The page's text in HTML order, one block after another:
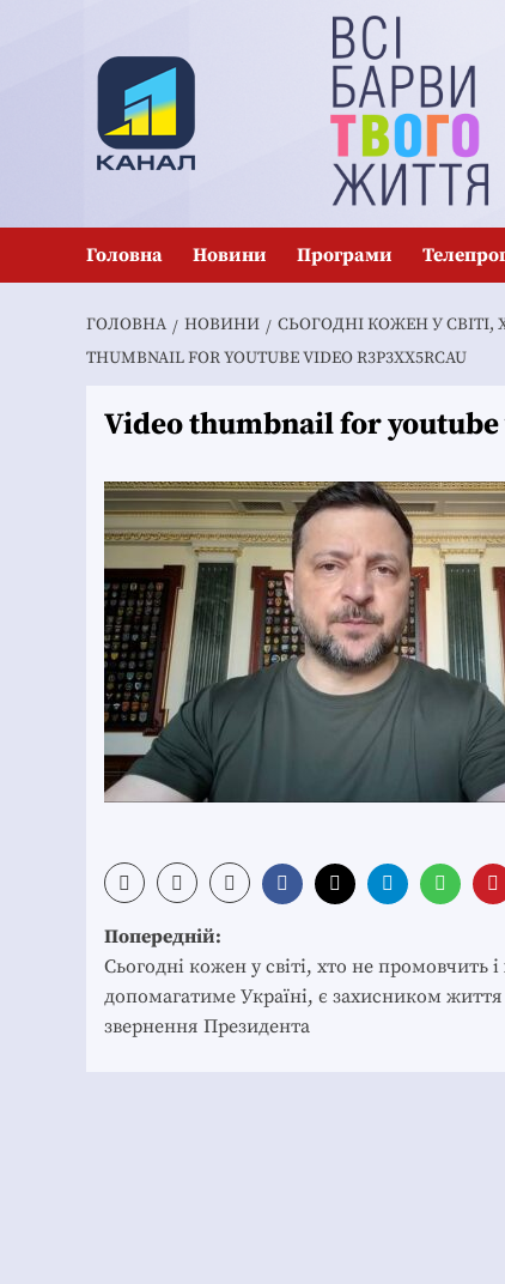
Головна Новини Програми
ГОЛОВНА НОВИНИ СЬОГОДНІ КОЖЕН У
THUMBNAIL FOR YOUTUBE VIDEO R3P3XX5RCAU
Video thumbnail for
Post
navigation
Попередній:
Сьогодні кожен у світі, хто не промовчить і
допомагатиме Україні, є захисником
звернення Президента